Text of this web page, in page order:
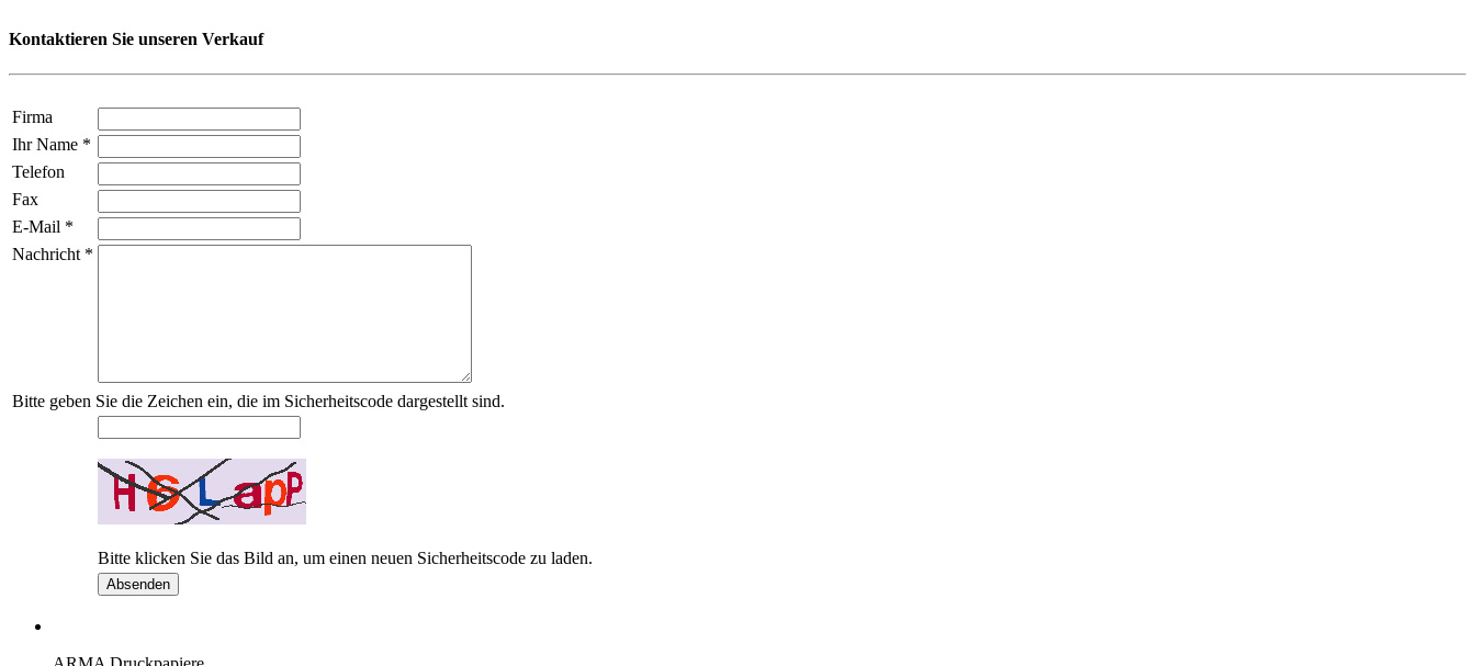
Kontaktieren Sie unseren Verkauf
Firma
Ihr Name *
Telefon
Fax
E-Mail *
Nachricht *
Bitte geben Sie die Zeichen ein, die im Sicherheitscode dargestellt sind.
Bitte klicken Sie das Bild an, um einen neuen Sicherheitscode zu laden.